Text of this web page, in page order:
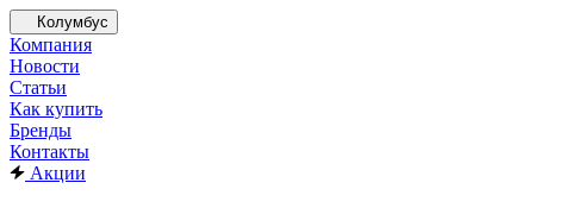
Колумбус
Компания
Новости
Статьи
Как купить
Бренды
Контакты
Акции